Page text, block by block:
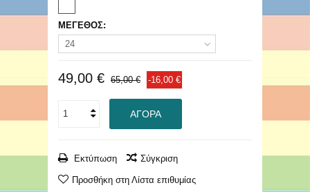
ΜΕΓΕΘΟΣ:
24
49,00 € 65,00 € -16,00 €
ΑΓΟΡΆ
Εκτύπωση Σύγκριση
Προσθήκη στη Λίστα επιθυμίας